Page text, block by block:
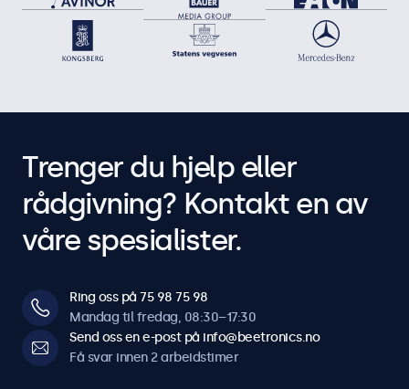
Trenger du hjelp eller
rådgivning? Kontakt en av
våre spesialister.
Ring oss på 75 98 75 98
Mandag til fredag, 08:30–17:30
Send oss en e-post på info@beetronics.no
Få svar innen 2 arbeidstimer